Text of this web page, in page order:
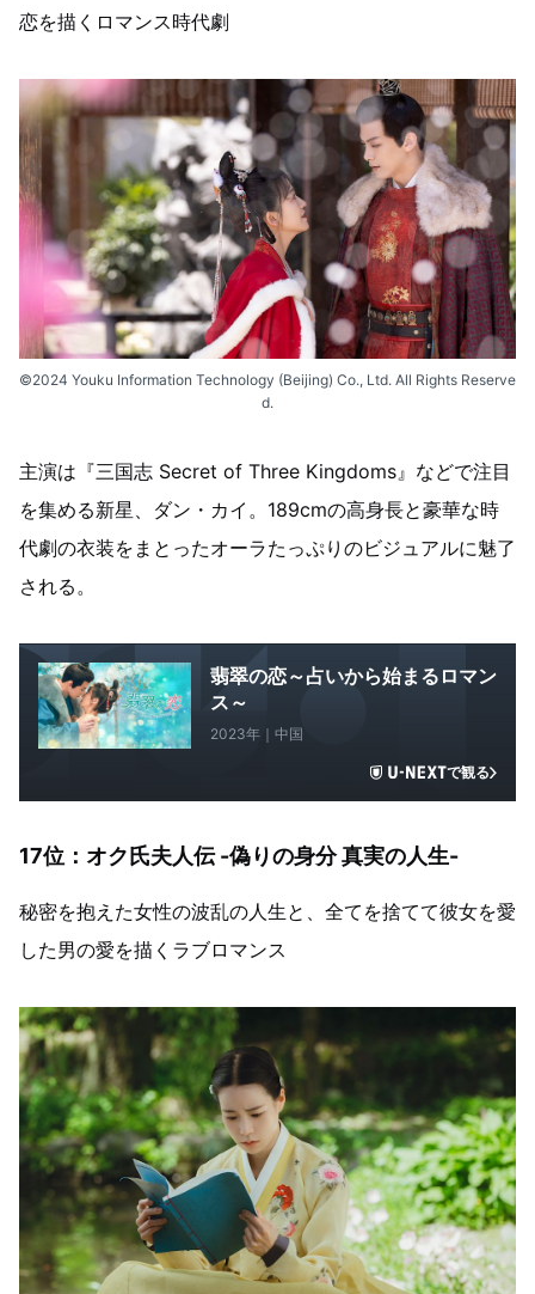
恋を描くロマンス時代劇
©2024 Youku Information Technology (Beijing) Co., Ltd. All Rights Reserve
d.
主演は『三国志 Secret of Three Kingdoms』などで注目
を集める新星、ダン・カイ。189cmの高身長と豪華な時
代劇の衣装をまとったオーラたっぷりのビジュアルに魅了
される。
翡翠の恋～占いから始まるロマン
ス～
2023年｜中国
で観る
17位：オク氏夫人伝 -偽りの身分 真実の人生-
秘密を抱えた女性の波乱の人生と、全てを捨てて彼女を愛
した男の愛を描くラブロマンス